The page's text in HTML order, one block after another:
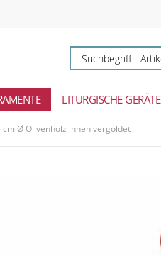
LITURGISCHE GERÄTE
cm Ø Olivenholz innen vergoldet